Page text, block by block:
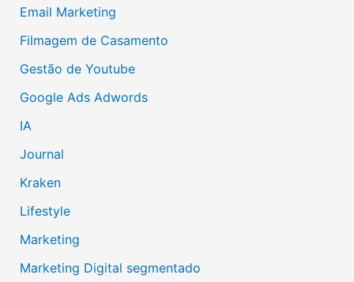
Email Marketing
Filmagem de Casamento
Gestão de Youtube
Google Ads Adwords
IA
Journal
Kraken
Lifestyle
Marketing
Marketing Digital segmentado